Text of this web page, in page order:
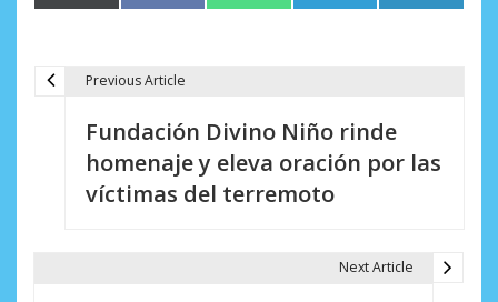
en
(Twitter) en en en en
Previous Article
Fundación Divino Niño rinde
homenaje y eleva oración por las
víctimas del terremoto
Next Article